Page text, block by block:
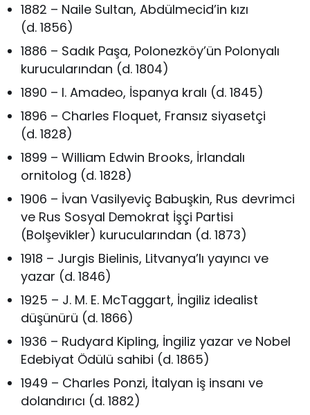
1882 – Naile Sultan, Abdülmecid’in kızı
(d. 1856)
1886 – Sadık Paşa, Polonezköy’ün Polonyalı
kurucularından (d. 1804)
1890 – I. Amadeo, İspanya kralı (d. 1845)
1896 – Charles Floquet, Fransız siyasetçi
(d. 1828)
1899 – William Edwin Brooks, İrlandalı
ornitolog (d. 1828)
1906 – İvan Vasilyeviç Babuşkin, Rus devrimci
ve Rus Sosyal Demokrat İşçi Partisi
(Bolşevikler) kurucularından (d. 1873)
1918 – Jurgis Bielinis, Litvanya’lı yayıncı ve
yazar (d. 1846)
1925 – J. M. E. McTaggart, İngiliz idealist
düşünürü (d. 1866)
1936 – Rudyard Kipling, İngiliz yazar ve Nobel
Edebiyat Ödülü sahibi (d. 1865)
1949 – Charles Ponzi, İtalyan iş insanı ve
dolandırıcı (d. 1882)